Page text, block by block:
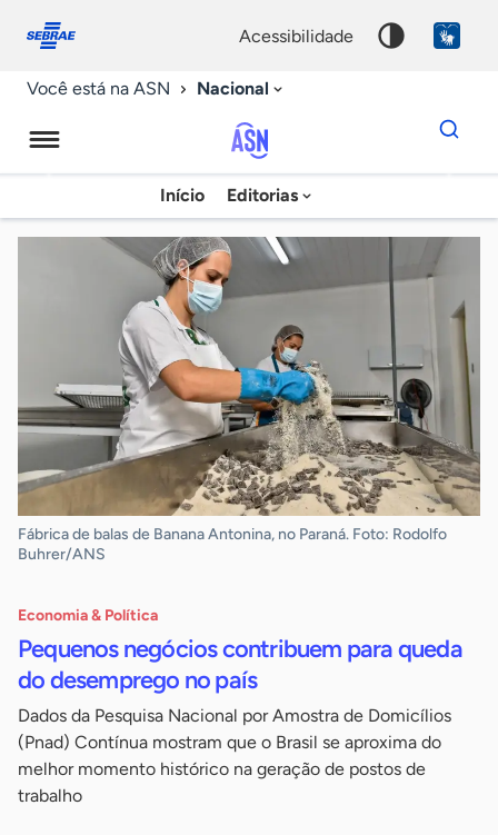
conosco
acessibilidade
Você está na ASN Nacional
Agência
Sebrae
de
Notícias
Início Editorias
Dados
para
chave
Fábrica de balas de Banana Antonina, no Paraná. Foto: Rodolfo
Buhrer/ANS
Economia & Política
Pequenos negócios contribuem para queda
do desemprego no país
Dados da Pesquisa Nacional por Amostra de Domicílios
(Pnad) Contínua mostram que o Brasil se aproxima do
melhor momento histórico na geração de postos de
trabalho